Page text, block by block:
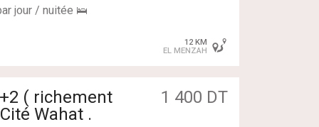
jour / nuitée 🛌
12 KM
EL MENZAH
( richement
Wahat .
1 400 DT